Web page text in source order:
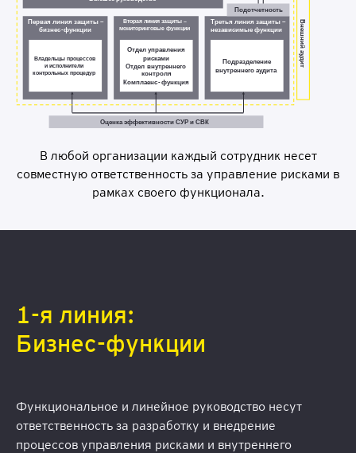
В любой организации каждый сотрудник несет
совместную ответственность за управление рисками в
рамках своего функционала.
1-я линия:
Бизнес-функции
Функциональное и линейное руководство несут
ответственность за разработку и внедрение
процессов управления рисками и внутреннего